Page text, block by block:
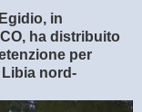
in
ha distribuito
per
nord-